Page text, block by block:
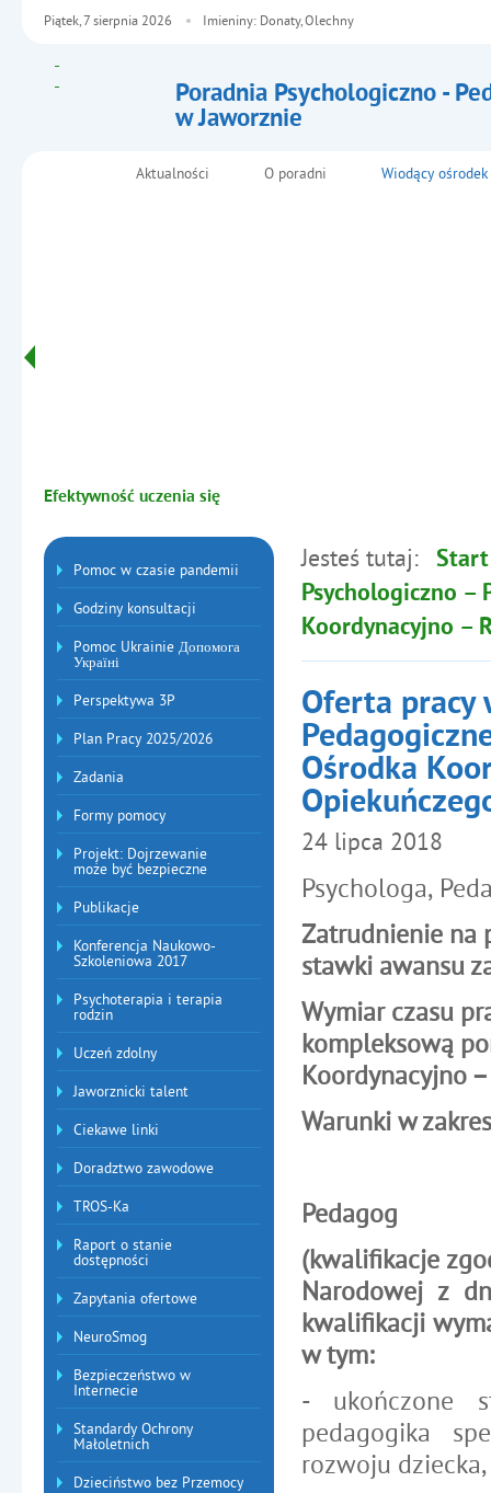
Poradnia Psychologiczno -
w Jaworznie
Pedagogicznej w Jaworznie
Piątek, 7 sierpnia 2026 Imieniny: Donaty, Olechny
Menu główneAktualności O poradni Wiodący ośrodek
Efektywność uczenia się
Menu dodatkowe
Pomoc w czasie pandemii
Godziny konsultacji
Pomoc Ukrainie Допомога
Україні
Perspektywa 3P
Plan Pracy 2025/2026
Zadania
Formy pomocy
Projekt: Dojrzewanie
może być bezpieczne
Publikacje
Konferencja Naukowo-
Szkoleniowa 2017
Psychoterapia i terapia
rodzin
Uczeń zdolny
Jaworznicki talent
Ciekawe linki
Doradztwo zawodowe
TROS-Ka
Raport o stanie
dostępności
Zapytania ofertowe
NeuroSmog
Bezpieczeństwo w
Internecie
Standardy Ochrony
Małoletnich
Dzieciństwo bez Przemocy
Jesteś tutaj: Start
Psychologiczno –
Koordynacyjno –
Oferta pracy
Ośrodka
24 lipca 2018
Psychologa,
Zatrudnienie na
stawki awansu
Wymiar czasu
kompleksową
Koordynacyjno
Warunki w
Pedagog
(kwalifikacje
Narodowej z
kwalifikacji
w tym:
- ukończone
pedagogika
rozwoju dziecka,